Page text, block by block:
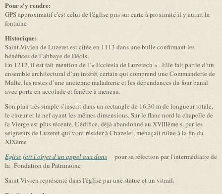
Pour s'y rendre:
GPS approximatif c'est celui de l'église pris sur carte à proximité il y aurait la
fontaine
Historique:
Saint-Vivien de Luzeret est citée en 1113 dans une bulle confirmant les
bénéfices de l’abbaye de Déols.
En 1212, il est fait mention de l’« Ecclesia de Luzerech » . Elle fait partie d’un
ensemble architectural d’un intérêt certain qui comprend une Commanderie de
Malte, les restes d’une ancienne maladrerie et les dépendances du four banal
avec porte en accolade et fenêtre à meneau.
Son plan très simple s’inscrit dans un rectangle de 16,30 m de longueur totale,
le chœur et la nef ayant les mêmes dimensions. Sur le flanc nord la chapelle de
la Vierge est plus récente. L’édifice, déjà abandonné au XVIIIème s. par les
seigneurs de Luzeret qui vont résider à Chazelet, menaçait ruine à la fin du
XIXème
Eglise fait l'objet d'un appel aux dons (link is external)
pour sa réfection par l'intermédiaire de
la Fondation du Patrimoine
Saint Vivien représenté dans l'église par une statue et un vitrail.